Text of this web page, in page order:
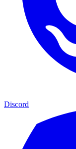
Discord